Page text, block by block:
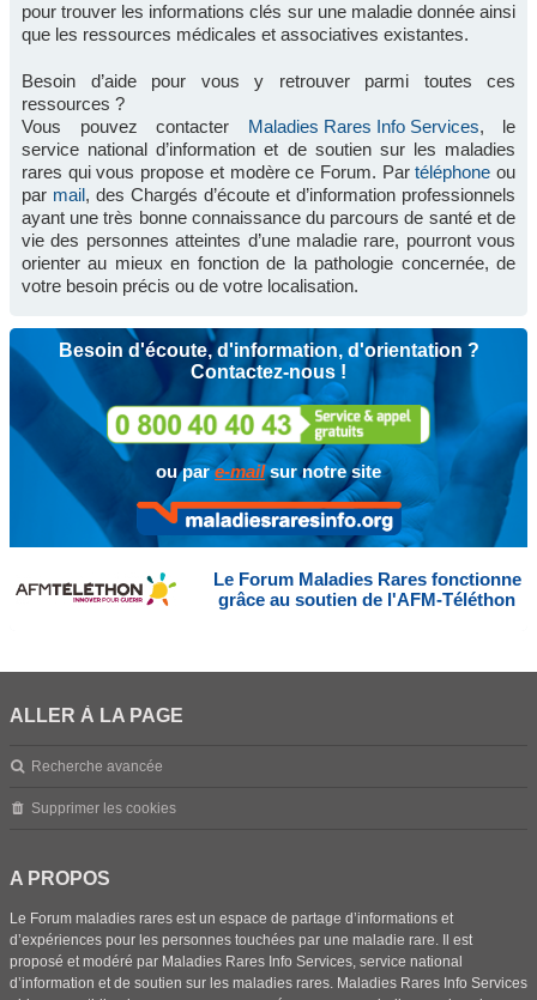
pour trouver les informations clés sur une maladie donnée ainsi
que les ressources médicales et associatives existantes.
Besoin d’aide pour vous y retrouver parmi toutes ces
ressources ?
Vous pouvez contacter Maladies Rares Info Services, le
service national d’information et de soutien sur les maladies
rares qui vous propose et modère ce Forum. Partéléphone ou
par mail, des Chargés d’écoute et d’information professionnels
ayant une très bonne connaissance du parcours de santé et de
vie des personnes atteintes d’une maladie rare, pourront vous
orienter au mieux en fonction de la pathologie concernée, de
votre besoin précis ou de votre localisation.
Besoin d'écoute, d'information, d'orientation ?
Contactez-nous !
ou pare-mailsur notre site
Le Forum Maladies Rares fonctionne
grâce au soutien de l'AFM-Téléthon
ALLER À LA PAGE
Recherche avancée
Supprimer les cookies
A PROPOS
Le Forum maladies rares est un espace de partage d’informations et
d’expériences pour les personnes touchées par une maladie rare. Il est
proposé et modéré par Maladies Rares Info Services, service national
d’information et de soutien sur les maladies rares. Maladies Rares Info Services